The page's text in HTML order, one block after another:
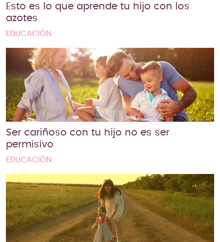
Esto es lo que aprende tu hijo con los
azotes
EDUCACIÓN
Ser cariñoso con tu hijo no es ser
permisivo
EDUCACIÓN